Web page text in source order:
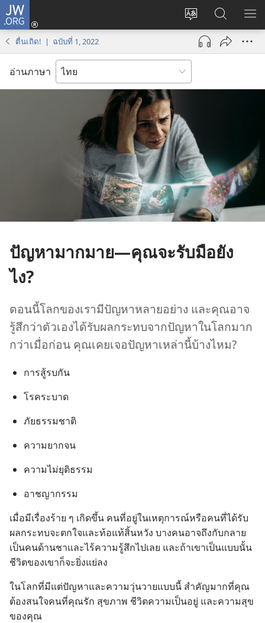
JW.ORG
เปลี่ยน
ภาษา
เข้า
(เปิด
ใหม่)
ค้นหา
ใน
JW.ORG
แส
ตื่นเถิด! | ฉบับที่ 1, 2022
อ่านภาษา
ปัญหามากมาย—คุณจะรับมือยัง
ไง?
ตอน​นี้​โลก​ของ​เรา​มี​ปัญหา​หลาย​อย่าง และ​คุณ​อาจ​
รู้สึก​ว่า​ตัว​เอง​ได้​รับ​ผล​กระทบ​จาก​ปัญหา​ใน​โลก​มาก​
กว่า​เมื่อ​ก่อน คุณ​เคย​เจอ​ปัญหา​เหล่า​นี้​บ้าง​ไหม?
การ​สู้​รบ​กัน
โรค​ระบาด
ภัย​ธรรมชาติ
ความ​ยาก​จน
ความ​ไม่​ยุติธรรม
อาชญากรรม
เมื่อ​มี​เรื่อง​ร้าย ๆ เกิด​ขึ้น คน​ที่​อยู่​ใน​เหตุ​การณ์​หรือ​คน​ที่​ได้​รับ​
ผล​กระทบ​จะ​ตกใจ​และ​ท้อ​แท้​สิ้น​หวัง บาง​คน​อาจ​ถึง​กับ​กลาย​
เป็น​คน​ด้าน​ชา​และ​ไร้​ความ​รู้สึก​ไป​เลย และ​ถ้า​เขา​เป็น​แบบ​นั้น
ชีวิต​ของ​เขา​ก็​จะ​ยิ่ง​แย่​ลง
ใน​โลก​ที่​มี​แต่​ปัญหา​และ​ความ​วุ่นวาย​แบบ​นี้ สำคัญ​มาก​ที่​คุณ​
ต้อง​สนใจ​คน​ที่​คุณ​รัก สุขภาพ ชีวิต​ความ​เป็น​อยู่ และ​ความ​สุข​
ของ​คุณ